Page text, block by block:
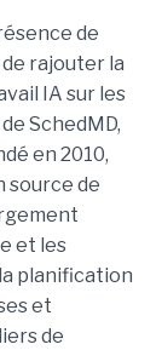
de
rajouter la
IA sur les
SchedMD,
en 2010,
source de
et les
planification
et
de